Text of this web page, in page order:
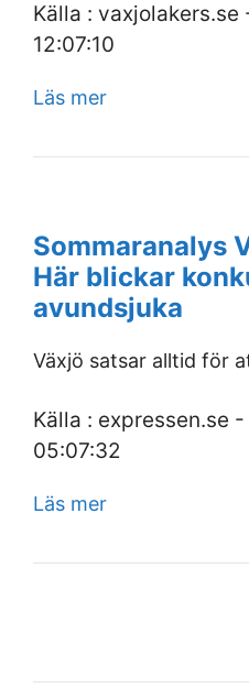
Källa :
12:07:10
Läs mer
Sommaranalys
Här blickar
avundsjuka
Växjö satsar alltid för
Källa : expressen.se
05:07:32
Läs mer